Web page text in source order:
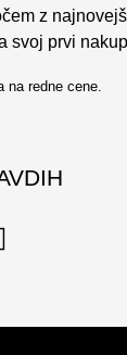
z
svoj prvi
na redne cene.